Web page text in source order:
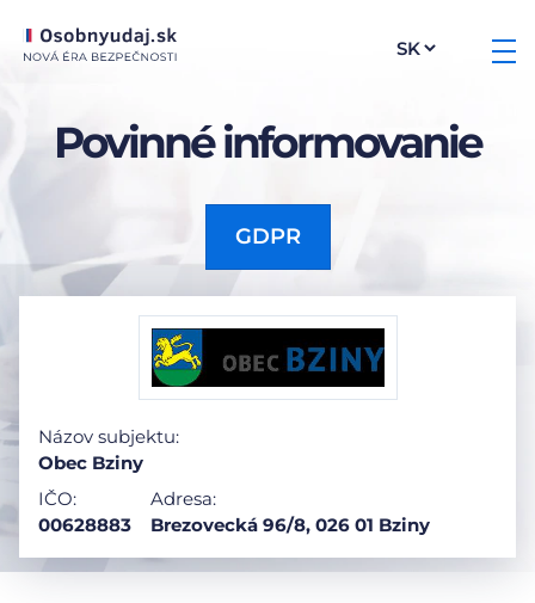
Povinné informovanie
GDPR
Názov subjektu:
Obec Bziny
IČO:
00628883
Adresa:
Brezovecká 96/8, 026 01 Bziny